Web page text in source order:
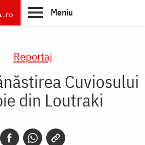
Meniu
Reportaj
Cuviosului
din Loutraki